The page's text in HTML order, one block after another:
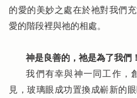
的愛的美妙之處在於祂對我們
愛的階段裡與祂的相處。
神是良善的，祂是為了我們！
我們有幸與神一同工作，
見，玻璃眼成功置換成嶄新的